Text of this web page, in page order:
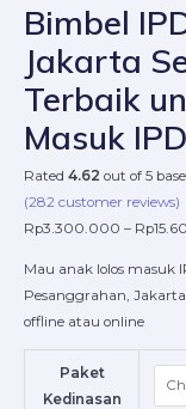
Bimbel
Jakarta
Terbaik
Masuk
Rated 4.62 out of 5
(282 customer reviews)
Rp3.300.000 – Rp
Mau anak lolos masuk
Pesanggrahan,
offline atau online
Paket
Kedinasan